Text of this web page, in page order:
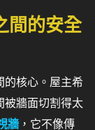
間的安全
的核心。屋主希
被牆面切割得太
牆 ，它不像傳